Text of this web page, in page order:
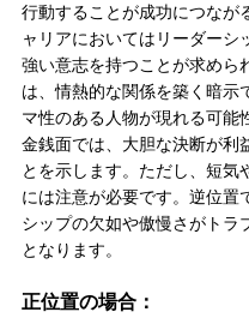
行動することが成功につなが
ャリアにおいてはリーダーシ
強い意志を持つことが求めら
は、情熱的な関係を築く暗示
マ性のある人物が現れる可能
金銭面では、大胆な決断が利
とを示します。ただし、短気
には注意が必要です。逆位置
シップの欠如や傲慢さがトラ
となります。
正位置の場合：